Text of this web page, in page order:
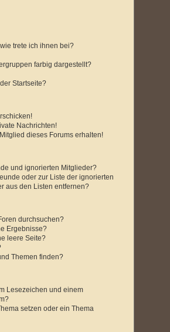
trete ich ihnen bei?
farbig dargestellt?
Startseite?
Nachrichten!
dieses Forums erhalten!
und ignorierten Mitglieder?
oder zur Liste der ignorierten
aus den Listen entfernen?
durchsuchen?
Ergebnisse?
leere Seite?
Themen finden?
Lesezeichen und einem
setzen oder ein Thema